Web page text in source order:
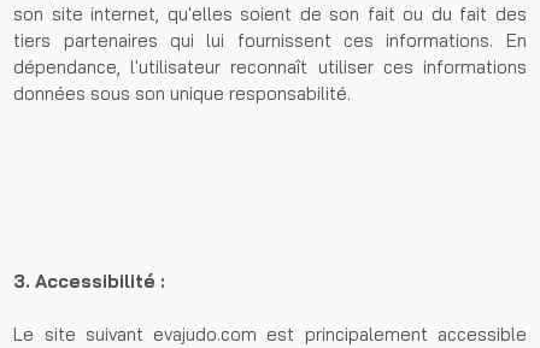
son site internet, qu'elles soient de son fait ou du fait des
tiers partenaires qui lui fournissent ces informations. En
dépendance, l'utilisateur reconnaît utiliser ces informations
données sous son unique responsabilité.
3. Accessibilité :
Le site suivant evajudo.com est principalement accessible